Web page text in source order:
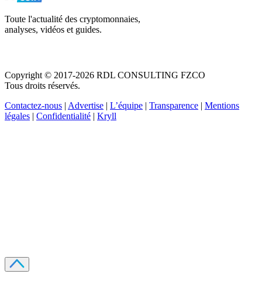
Toute l'actualité des cryptomonnaies,
analyses, vidéos et guides.
Copyright © 2017-2026 RDL CONSULTING FZCO
Tous droits réservés.
Contactez-nous | Advertise | L’équipe | Transparence | Mentions
légales | Confidentialité | Kryll